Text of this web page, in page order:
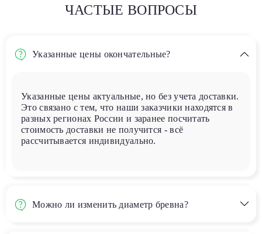
ЧАСТЫЕ ВОПРОСЫ
Указанные цены окончательные?
Указанные цены актуальные, но без учета доставки.
Это связано с тем, что наши заказчики находятся в
разных регионах России и заранее посчитать
стоимость доставки не получится - всё
рассчитывается индивидуально.
Можно ли изменить диаметр бревна?